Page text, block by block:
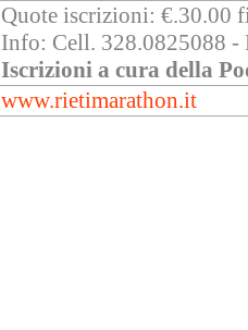
Quote iscrizioni: €.30.00
Info: Cell. 328.0825088
Iscrizioni a cura della
www.rietimarathon.it